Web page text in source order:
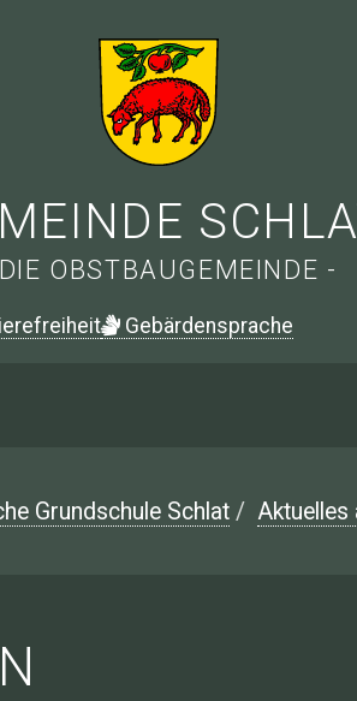
OBSTBAUGEMEINDE -
Gebärdensprache
Grundschule Schlat / Aktuelles